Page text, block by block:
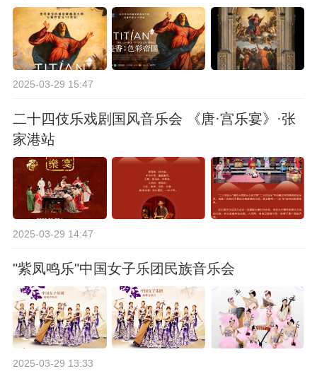
2025-03-29 15:47
二十四伎乐戏剧国风音乐会 《唐·宫乐宴》·张
家港站
2025-03-29 14:47
"紫凤鸣乐"中国女子乐团民族音乐会
2025-03-29 13:33